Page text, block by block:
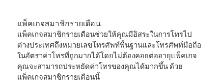
แพ็คเกจสมาชิกรายเดือน
แพ็คเกจสมาชิกรายเดือนช่วยให้คุณมีอิสระในการโทรไป
ต่างประเทศถึงหมายเลขโทรศัพท์พื้นฐานและโทรศัพท์มือถือ
ในอัตราค่าโทรที่ถูกมากได้โดยไม่ต้องคอยต่ออายุแพ็คเกจ
คุณจะสามารถประหยัดค่าโทรของคุณได้มากขึ้น ด้วย
แพ็คเกจสมาชิกรายเดือนนี้